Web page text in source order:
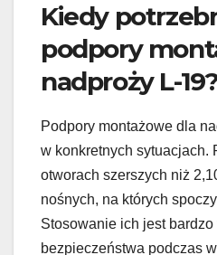
Kiedy
podpory
nadproży L-
Podpory montażowe dla
w konkretnych sytuacjach.
otworach szerszych niż
nośnych, na których
Stosowanie ich jest
bezpieczeństwa podczas